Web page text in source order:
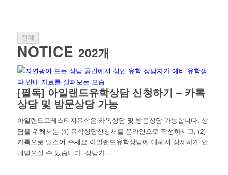
전체
NOTICE 202개
[필독] 아일랜드유학상담 신청하기 – 카톡
상담 및 방문상담 가능
아일랜드프레스티지유학은 카톡상담 및 방문상담 가능합니다. 상
담을 위해서는 (1) 유학상담신청서를 온라인으로 작성하시고, (2)
카톡으로 말걸어 주세요 아일랜드유학상담에 대해서 상세하게 안
내받으실 수 있습니다. 상담가…